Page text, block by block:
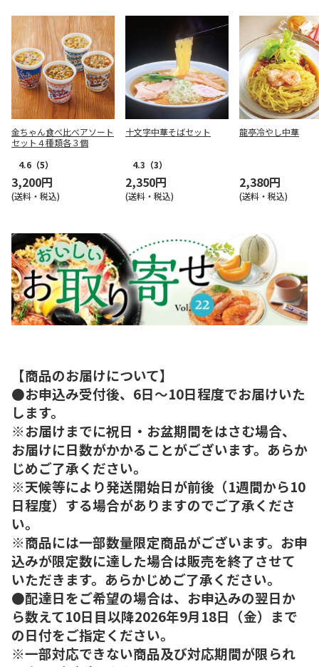
金ちゃん食べ比べアソート
セット４種類各３個
4.6 （5）
3,200円
(送料・税込)
十文字中華そばセット
4.3 （3）
2,350円
(送料・税込)
龍亭冷やし中華
2,380円
(送料・税込)
【商品のお届けについて】
●お申込み受付後、6日～10日程度でお届けいた
します。
※お届けまでに祝日・お盆期間をはさむ場合、
お届けに日数がかかることがございます。あらか
じめご了承ください。
※天候等により発送開始日が前後（1週間から10
日程度）する場合がありますのでご了承くださ
い。
※商品には一部数量限定商品がございます。お申
込みが限定数に達した場合は販売を終了させて
いただきます。あらかじめご了承ください。
●配達日をご希望の場合は、お申込みの翌日か
ら数えて10日目以降2026年9月18日（金）まで
の日付をご指定ください。
※一部対応できない商品及び対応期間が限られ